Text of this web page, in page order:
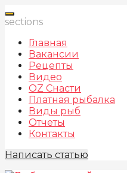
sections
Главная
Вакансии
Рецепты
Видео
OZ Снасти
Платная рыбалка
Виды рыб
Отчеты
Контакты
Написать статью